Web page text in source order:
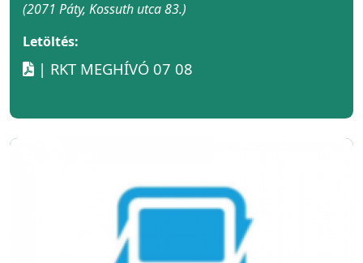
(2071 Páty, Kossuth utca 83.)
Letöltés:
| RKT MEGHÍVÓ 07 08